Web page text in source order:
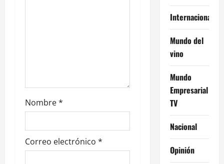
Nombre*
Correo electrónico *
Internacional
Mundo del
vino
Mundo
Empresarial
TV
Nacional
Opinión